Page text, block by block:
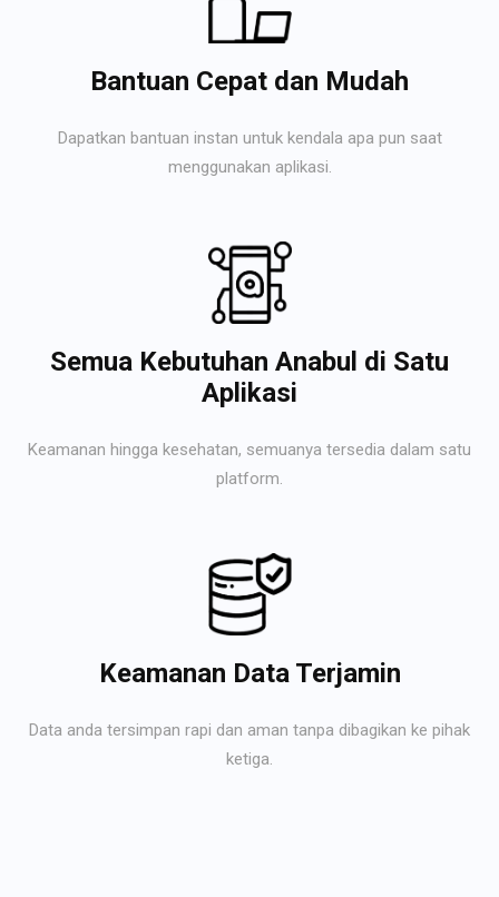
Bantuan Cepat dan Mudah
Dapatkan bantuan instan untuk kendala apa pun saat
menggunakan aplikasi.
Semua Kebutuhan Anabul di Satu
Aplikasi
Keamanan hingga kesehatan, semuanya tersedia dalam satu
platform.
Keamanan Data Terjamin
Data anda tersimpan rapi dan aman tanpa dibagikan ke pihak
ketiga.